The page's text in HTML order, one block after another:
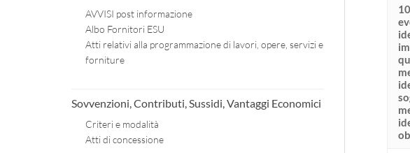
AVVISI post informazione
Albo Fornitori ESU
Atti relativi alla programmazione di lavori, opere, servizi e
forniture
Sovvenzioni, Contributi, Sussidi, Vantaggi Economici
Criteri e modalità
Atti di concessione